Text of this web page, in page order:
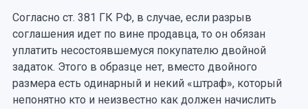
Согласно ст. 381 ГК РФ, в случае, если разрыв
соглашения идет по вине продавца, то он обязан
уплатить несостоявшемуся покупателю двойной
задаток. Этого в образце нет, вместо двойного
размера есть одинарный и некий «штраф», который
непонятно кто и неизвестно как должен начислить